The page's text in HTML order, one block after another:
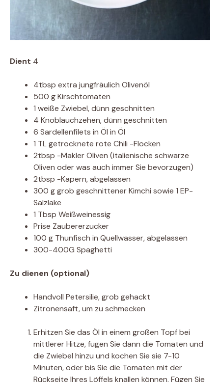
Dient 4
4tbsp extra jungfräulich Olivenöl
500 g Kirschtomaten
1 weiße Zwiebel, dünn geschnitten
4 Knoblauchzehen, dünn geschnitten
6 Sardellenfilets in Öl in Öl
1 TL getrocknete rote Chili -Flocken
2tbsp -Makler Oliven (italienische schwarze
Oliven oder was auch immer Sie bevorzugen)
2tbsp -Kapern, abgelassen
300 g grob geschnittener Kimchi sowie 1 EP-
Salzlake
1 Tbsp Weißweinessig
Prise Zaubererzucker
100 g Thunfisch in Quellwasser, abgelassen
300-400G Spaghetti
Zu dienen (optional)
Handvoll Petersilie, grob gehackt
Zitronensaft, um zu schmecken
Erhitzen Sie das Öl in einem großen Topf bei
mittlerer Hitze, fügen Sie dann die Tomaten und
die Zwiebel hinzu und kochen Sie sie 7-10
Minuten, oder bis Sie die Tomaten mit der
Rückseite Ihres Löffels knallen können. Fügen Sie